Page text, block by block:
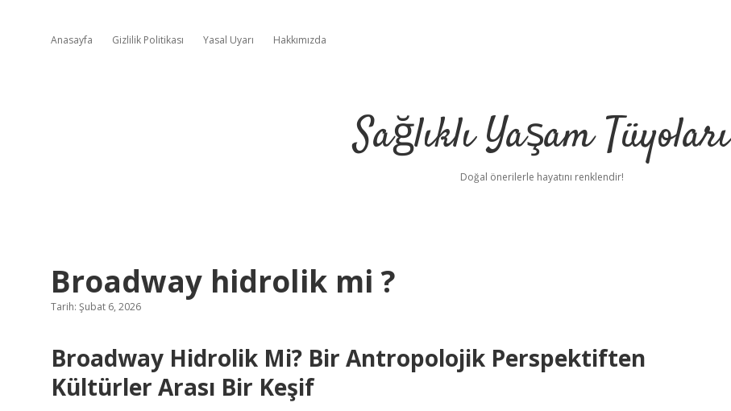
Anasayfa Gizlilik Politikası Yasal Uyarı Hakkımızda
Sağlıklı Yaşam Tüyoları
Doğal önerilerle hayatını renklendir!
Broadway hidrolik mi ?
Tarih: Şubat 6, 2026
Broadway Hidrolik Mi? Bir Antropolojik Perspektiften
Kültürler Arası Bir Keşif